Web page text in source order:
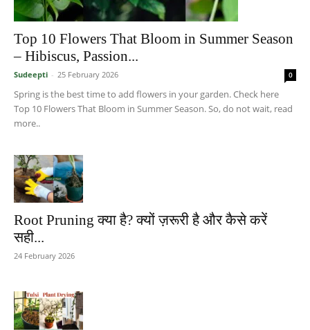
Top 10 Flowers That Bloom in Summer Season
– Hibiscus, Passion...
Sudeepti - 25 February 2026 0
Spring is the best time to add flowers in your garden. Check here
Top 10 Flowers That Bloom in Summer Season. So, do not wait, read
more..
Root Pruning क्या है? क्यों ज़रूरी है और कैसे करें
सही...
24 February 2026